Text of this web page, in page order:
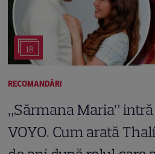
18
RECOMANDĂRI
„Sărmana Maria”
VOYO. Cum arată